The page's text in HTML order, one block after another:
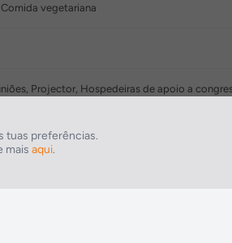
vegetariana
Projector, Hospedeiras de apoio a
tuas preferências.
mais aqui.